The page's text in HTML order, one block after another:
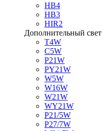
HB4
HB3
HIR2
Дополнительный свет
T4W
C5W
P21W
PY21W
W5W
W16W
W21W
WY21W
P21/5W
P27/7W